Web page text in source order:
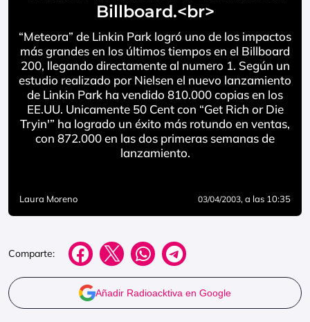
Billboard.<br>
“Meteora” de Linkin Park logró uno de los impactos
más grandes en los últimos tiempos en el Billboard
200, llegando directamente al numero 1. Según un
estudio realizado por Nielsen el nuevo lanzamiento
de Linkin Park ha vendido 810.000 copias en los
EE.UU. Unicamente 50 Cent con “Get Rich or Die
Tryin'” ha logrado un éxito más rotundo en ventas,
con 872.000 en las dos primeras semanas de
lanzamiento.
Laura Moreno 03/04/2003, a las 10:35
Comparte:
Añadir Radioacktiva en Google